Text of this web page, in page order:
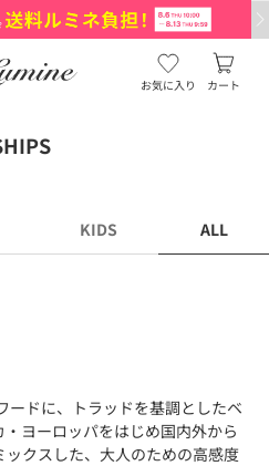
お気に入り カート
KIDS ALL
ードに、トラッドを基調としたベ
ヨーロッパをはじめ国内外から
クスした、大人のための高感度